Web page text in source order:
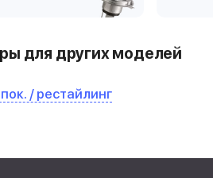
для других моделей
/ рестайлинг